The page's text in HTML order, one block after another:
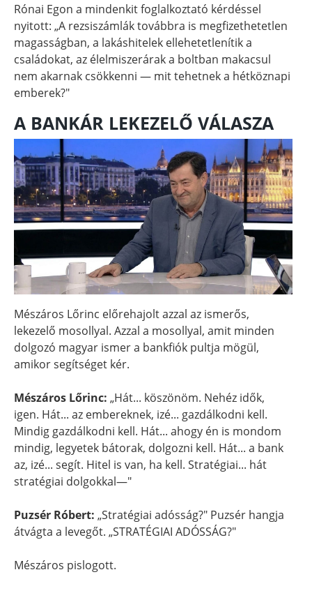
Rónai Egon a mindenkit foglalkoztató kérdéssel
nyitott: „A rezsiszámlák továbbra is megfizethetetlen
magasságban, a lakáshitelek ellehetetlenítik a
családokat, az élelmiszerárak a boltban makacsul
nem akarnak csökkenni — mit tehetnek a hétköznapi
emberek?"
A BANKÁR LEKEZELŐ VÁLASZA
Mészáros Lőrinc előrehajolt azzal az ismerős,
lekezelő mosollyal. Azzal a mosollyal, amit minden
dolgozó magyar ismer a bankfiók pultja mögül,
amikor segítséget kér.
Mészáros Lőrinc: „Hát... köszönöm. Nehéz idők,
igen. Hát... az embereknek, izé... gazdálkodni kell.
Mindig gazdálkodni kell. Hát... ahogy én is mondom
mindig, legyetek bátorak, dolgozni kell. Hát... a bank
az, izé... segít. Hitel is van, ha kell. Stratégiai... hát
stratégiai dolgokkal—"
Puzsér Róbert: „Stratégiai adósság?" Puzsér hangja
átvágta a levegőt. „STRATÉGIAI ADÓSSÁG?"
Mészáros pislogott.